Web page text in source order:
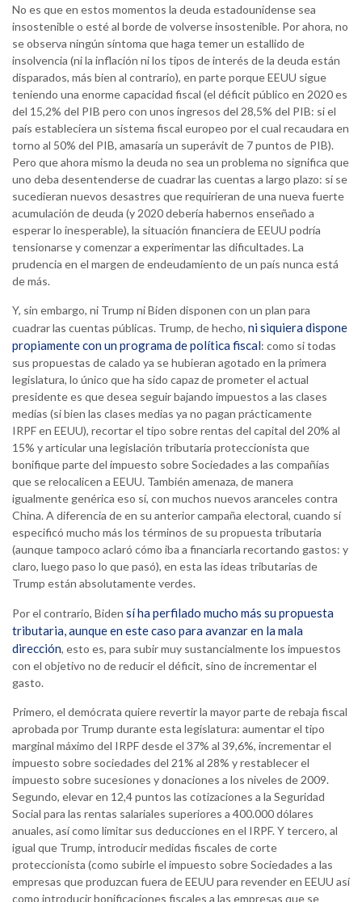
No es que en estos momentos la deuda estadounidense sea
insostenible o esté al borde de volverse insostenible. Por ahora, no
se observa ningún síntoma que haga temer un estallido de
insolvencia (ni la inflación ni los tipos de interés de la deuda están
disparados, más bien al contrario), en parte porque EEUU sigue
teniendo una enorme capacidad fiscal (el déficit público en 2020 es
del 15,2% del PIB pero con unos ingresos del 28,5% del PIB: si el
país estableciera un sistema fiscal europeo por el cual recaudara en
torno al 50% del PIB, amasaría un superávit de 7 puntos de PIB).
Pero que ahora mismo la deuda no sea un problema no significa que
uno deba desentenderse de cuadrar las cuentas a largo plazo: si se
sucedieran nuevos desastres que requirieran de una nueva fuerte
acumulación de deuda (y 2020 debería habernos enseñado a
esperar lo inesperable), la situación financiera de EEUU podría
tensionarse y comenzar a experimentar las dificultades. La
prudencia en el margen de endeudamiento de un país nunca está
de más.
Y, sin embargo, ni Trump ni Biden disponen con un plan para
cuadrar las cuentas públicas. Trump, de hecho, ni siquiera dispone
propiamente con un programa de política fiscal: como si todas
sus propuestas de calado ya se hubieran agotado en la primera
legislatura, lo único que ha sido capaz de prometer el actual
presidente es que desea seguir bajando impuestos a las clases
medias (si bien las clases medias ya no pagan prácticamente
IRPF en EEUU), recortar el tipo sobre rentas del capital del 20% al
15% y articular una legislación tributaria proteccionista que
bonifique parte del impuesto sobre Sociedades a las compañías
que se relocalicen a EEUU. También amenaza, de manera
igualmente genérica eso sí, con muchos nuevos aranceles contra
China. A diferencia de en su anterior campaña electoral, cuando sí
especificó mucho más los términos de su propuesta tributaria
(aunque tampoco aclaró cómo iba a financiarla recortando gastos: y
claro, luego paso lo que pasó), en esta las ideas tributarias de
Trump están absolutamente verdes.
Por el contrario, Biden sí ha perfilado mucho más su propuesta
tributaria, aunque en este caso para avanzar en la mala
dirección, esto es, para subir muy sustancialmente los impuestos
con el objetivo no de reducir el déficit, sino de incrementar el
gasto.
Primero, el demócrata quiere revertir la mayor parte de rebaja fiscal
aprobada por Trump durante esta legislatura: aumentar el tipo
marginal máximo del IRPF desde el 37% al 39,6%, incrementar el
impuesto sobre sociedades del 21% al 28% y restablecer el
impuesto sobre sucesiones y donaciones a los niveles de 2009.
Segundo, elevar en 12,4 puntos las cotizaciones a la Seguridad
Social para las rentas salariales superiores a 400.000 dólares
anuales, así como limitar sus deducciones en el IRPF. Y tercero, al
igual que Trump, introducir medidas fiscales de corte
proteccionista (como subirle el impuesto sobre Sociedades a las
empresas que produzcan fuera de EEUU para revender en EEUU así
como introducir bonificaciones fiscales a las empresas que se